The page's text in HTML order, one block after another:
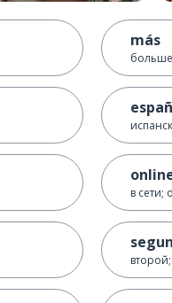
más
больше
в сети;